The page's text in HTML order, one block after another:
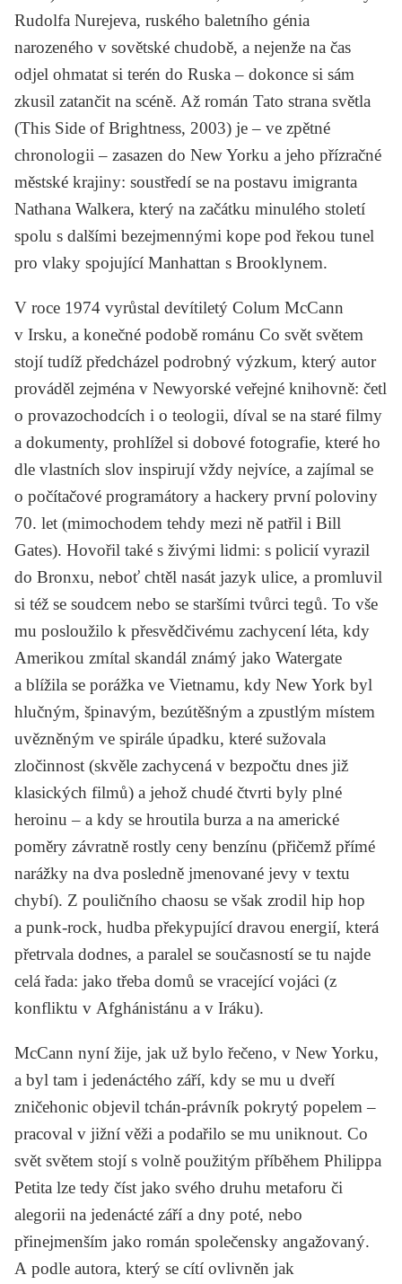
Rudolfa Nurejeva, ruského baletního génia
narozeného v sovětské chudobě, a nejenže na čas
odjel ohmatat si terén do Ruska – dokonce si sám
zkusil zatančit na scéně. Až román Tato strana světla
(This Side of Brightness, 2003) je – ve zpětné
chronologii – zasazen do New Yorku a jeho přízračné
městské krajiny: soustředí se na postavu imigranta
Nathana Walkera, který na začátku minulého století
spolu s dalšími bezejmennými kope pod řekou tunel
pro vlaky spojující Manhattan s Brooklynem.
V roce 1974 vyrůstal devítiletý Colum McCann
v Irsku, a konečné podobě románu Co svět světem
stojí tudíž předcházel podrobný výzkum, který autor
prováděl zejména v Newyorské veřejné knihovně: četl
o provazochodcích i o teologii, díval se na staré filmy
a dokumenty, prohlížel si dobové fotografie, které ho
dle vlastních slov inspirují vždy nejvíce, a zajímal se
o počítačové programátory a hackery první poloviny
70. let (mimochodem tehdy mezi ně patřil i Bill
Gates). Hovořil také s živými lidmi: s policií vyrazil
do Bronxu, neboť chtěl nasát jazyk ulice, a promluvil
si též se soudcem nebo se staršími tvůrci tegů. To vše
mu posloužilo k přesvědčivému zachycení léta, kdy
Amerikou zmítal skandál známý jako Watergate
a blížila se porážka ve Vietnamu, kdy New York byl
hlučným, špinavým, bezútěšným a zpustlým místem
uvězněným ve spirále úpadku, které sužovala
zločinnost (skvěle zachycená v bezpočtu dnes již
klasických filmů) a jehož chudé čtvrti byly plné
heroinu – a kdy se hroutila burza a na americké
poměry závratně rostly ceny benzínu (přičemž přímé
narážky na dva posledně jmenované jevy v textu
chybí). Z pouličního chaosu se však zrodil hip hop
a punk-rock, hudba překypující dravou energií, která
přetrvala dodnes, a paralel se současností se tu najde
celá řada: jako třeba domů se vracející vojáci (z
konfliktu v Afghánistánu a v Iráku).
McCann nyní žije, jak už bylo řečeno, v New Yorku,
a byl tam i jedenáctého září, kdy se mu u dveří
zničehonic objevil tchán-právník pokrytý popelem –
pracoval v jižní věži a podařilo se mu uniknout. Co
svět světem stojí s volně použitým příběhem Philippa
Petita lze tedy číst jako svého druhu metaforu či
alegorii na jedenácté září a dny poté, nebo
přinejmenším jako román společensky angažovaný.
A podle autora, který se cítí ovlivněn jak